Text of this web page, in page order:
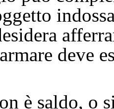
deve
è saldo, o